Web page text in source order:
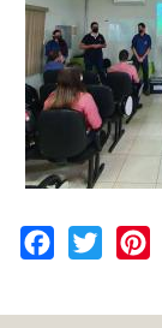
Facebook
Twitter